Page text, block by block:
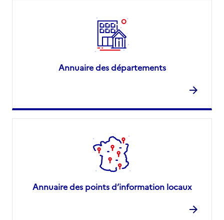
Annuaire des départements
Annuaire des points d’information locaux